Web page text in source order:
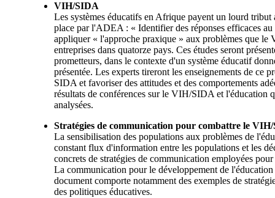
VIH/SIDA
Les systèmes éducatifs en Afrique payent un lourd
place par l'ADEA : « Identifier des réponses efficaces
appliquer « l'approche praxique » aux problèmes que le
entreprises dans quatorze pays. Ces études seront
prometteurs, dans le contexte d'un système éducatif
présentée. Les experts tireront les enseignements de
SIDA et favoriser des attitudes et des comportements
résultats de conférences sur le VIH/SIDA et l'éducation
analysées.
Stratégies de communication pour combattre le
La sensibilisation des populations aux problèmes de
constant flux d'information entre les populations et les
concrets de stratégies de communication employées
La communication pour le développement de
document comporte notamment des exemples de
des politiques éducatives.